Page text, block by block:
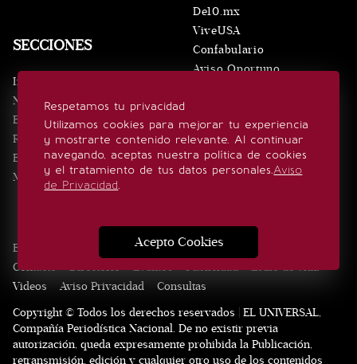
Respetamos tu privacidad
Utilizamos cookies para mejorar tu experiencia
y mostrarte contenido relevante. Al continuar
navegando, aceptas nuestra política de cookies
y el tratamiento de tus datos personales.Aviso
de Privacidad.
Acepto Cookies
SECCIONES
Inicio
Noticias
Eventos
Realeza
Estilo de vida
Minuto x Minuto
De10.mx
ViveUSA
Confabulario
Aviso Oportuno
SÍGUENOS
Edición Impresa Noticias Quiénes somos
Contacto
Directorio Eventos Publicidad
Estilo de vida
Videos
Aviso Privacidad
Consultas
Copyright © Todos los derechos reservados | EL UNIVERSAL,
Compañía Periodística Nacional. De no existir previa
autorización, queda expresamente prohibida la Publicación,
retransmisión, edición y cualquier otro uso de los contenidos